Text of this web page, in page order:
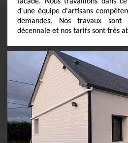
d'une équipe d'artisans
demandes. Nos travaux sont
décennale et nos tarifs sont très